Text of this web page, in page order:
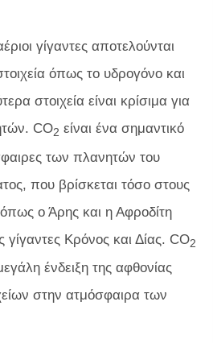
γίγαντες αποτελούνται
όπως το υδρογόνο και
στοιχεία είναι κρίσιμα για
CO2 είναι ένα σημαντικό
των πλανητών του
που βρίσκεται τόσο στους
ο Άρης και η Αφροδίτη
γίγαντες Κρόνος και Δίας. CO2
ένδειξη της αφθονίας
στην ατμόσφαιρα των